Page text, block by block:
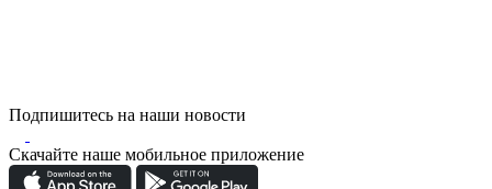
Подпишитесь на наши новости
Скачайте наше мобильное приложение